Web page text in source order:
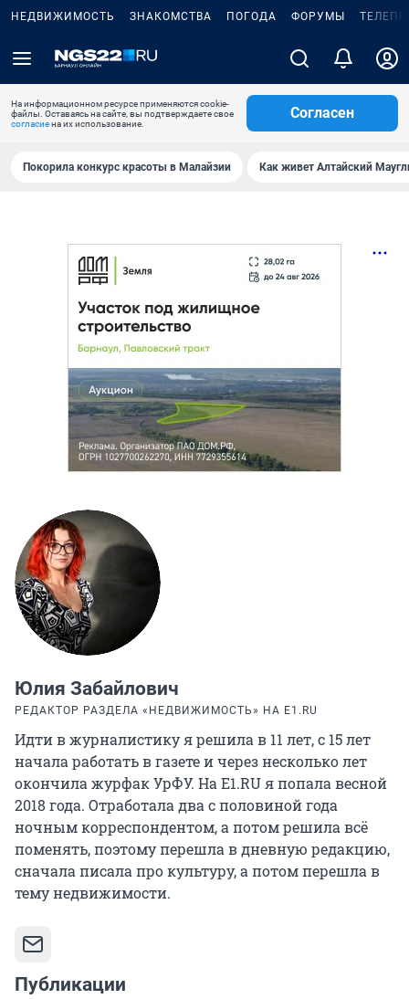
НЕДВИЖИМОСТЬ ЗНАКОМСТВА ПОГОДА ФОРУМЫ
На информационном ресурсе применяются cookie-
файлы. Оставаясь на сайте, вы подтверждаете свое
согласиена их использование.
Согласен
Покорила конкурс красоты в Малайзии Как живет Алтайский
Юлия Забайлович
РЕДАКТОР РАЗДЕЛА «НЕДВИЖИМОСТЬ» НА E1.RU
Идти в журналистику я решила в 11 лет, с 15 лет
начала работать в газете и через несколько лет
окончила журфак УрФУ. На E1.RU я попала весной
2018 года. Отработала два с половиной года
ночным корреспондентом, а потом решила всё
поменять, поэтому перешла в дневную редакцию,
сначала писала про культуру, а потом перешла в
тему недвижимости.
Публикации